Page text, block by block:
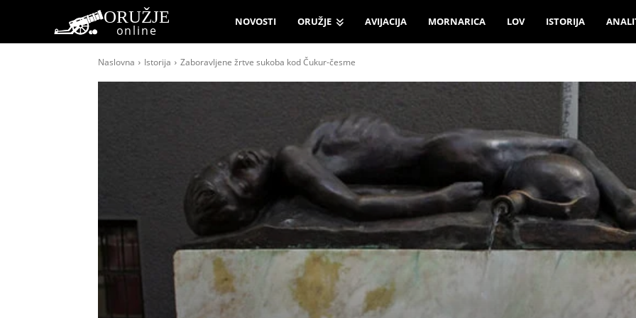
ORUŽJE
online
NOVOSTI ORUŽJE AVIJACIJA MORNARICA LOV ISTORIJA
Naslovna Istorija Zaboravljene žrtve sukoba kod Čukur-česme